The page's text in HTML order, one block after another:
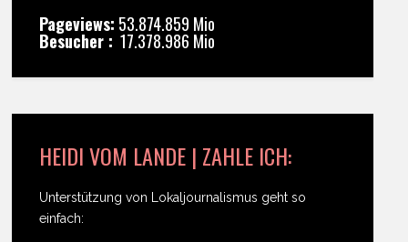
Pageviews: 53.874.859 Mio
Besucher : 17.378.986 Mio
HEIDI VOM LANDE | ZAHLE ICH:
Unterstützung von Lokaljournalismus geht so
einfach: